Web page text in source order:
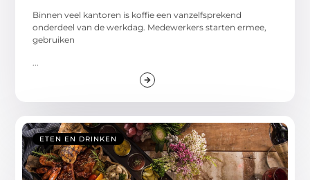
Binnen veel kantoren is koffie een vanzelfsprekend
onderdeel van de werkdag. Medewerkers starten ermee,
gebruiken
ETEN EN DRINKEN